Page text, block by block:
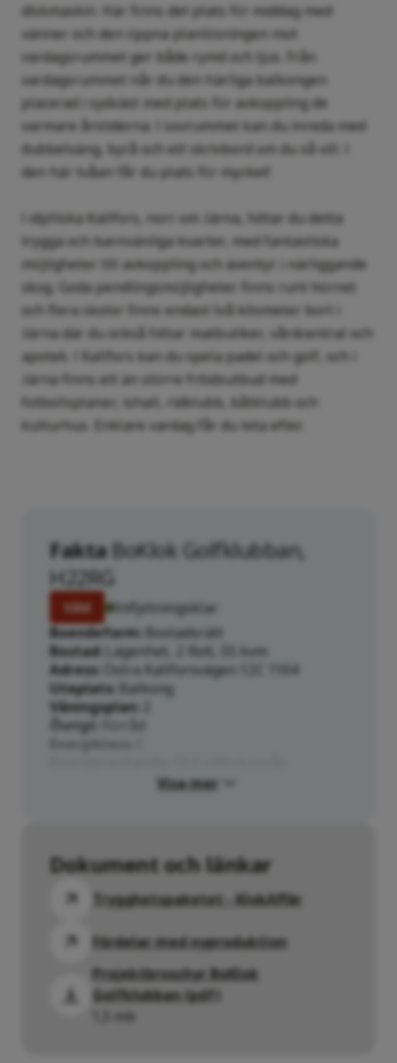
diskmaskin. Här finns det plats för middag med
vänner och den öppna planlösningen mot
vardagsrummet ger både rymd och ljus. Från
vardagsrummet når du den härliga balkongen
placerad i sydväst med plats för avkoppling de
varmare årstiderna. I sovrummet kan du inreda med
dubbelsäng, byrå och ett skrivbord om du så vill. I
den här tvåan får du plats för mycket!
I idylliska Kallfors, norr om Järna, hittar du detta
trygga och barnvänliga kvarter, med fantastiska
möjligheter till avkoppling och äventyr i närliggande
skog. Goda pendlingsmöjligheter finns runt hörnet
och flera skolor finns endast två kilometer bort i
Järna där du också hittar matbutiker, vårdcentral och
apotek. I Kallfors kan du spela padel och golf, och i
Järna finns ett än större fritidsutbud med
fotbollsplaner, ishall, ridklubb, båtklubb och
kulturhus. Enklare vardag får du leta efter.
FaktaBoKlok Golfklubban,
H22RG
Såld
Inflyttningsklar
Boendeform
Bostadsrätt
Bostad
Lägenhet, 2 RoK, 55 kvm
Adress
Östra Kallforsvägen 12C 1104
Uteplats
Balkong
Våningsplan
Övrigt
Visa mer
Dokument och länkar
Trygghetspaketet - KlokAffär
Fördelar med nyproduktion
Projektbroschyr BoKlok
Golfklubban (pdf)
1,5 mb